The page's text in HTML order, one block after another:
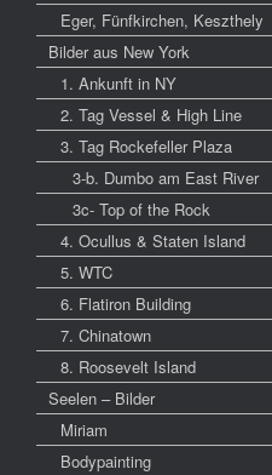
Eger, Fünfkirchen, Keszthely
Bilder aus New York
1. Ankunft in NY
2. Tag Vessel & High Line
3. Tag Rockefeller Plaza
3-b. Dumbo am East River
3c- Top of the Rock
4. Ocullus & Staten Island
5. WTC
6. Flatiron Building
7. Chinatown
8. Roosevelt Island
Seelen – Bilder
Miriam
Bodypainting